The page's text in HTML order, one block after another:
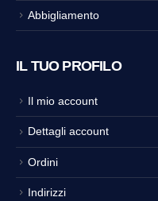
Abbigliamento
IL TUO PROFILO
Il mio account
Dettagli account
Ordini
Indirizzi